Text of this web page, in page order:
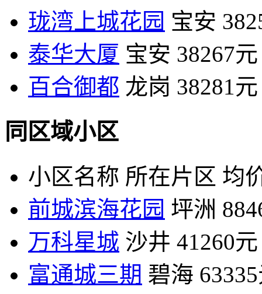
珑湾上城花园 宝安
泰华大厦 宝安 38267元
百合御都 龙岗 38281元
同区域小区
小区名称 所在片区 均
前城滨海花园 坪洲
万科星城 沙井 41260元
富通城三期 碧海